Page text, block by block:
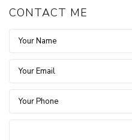
CONTACT ME